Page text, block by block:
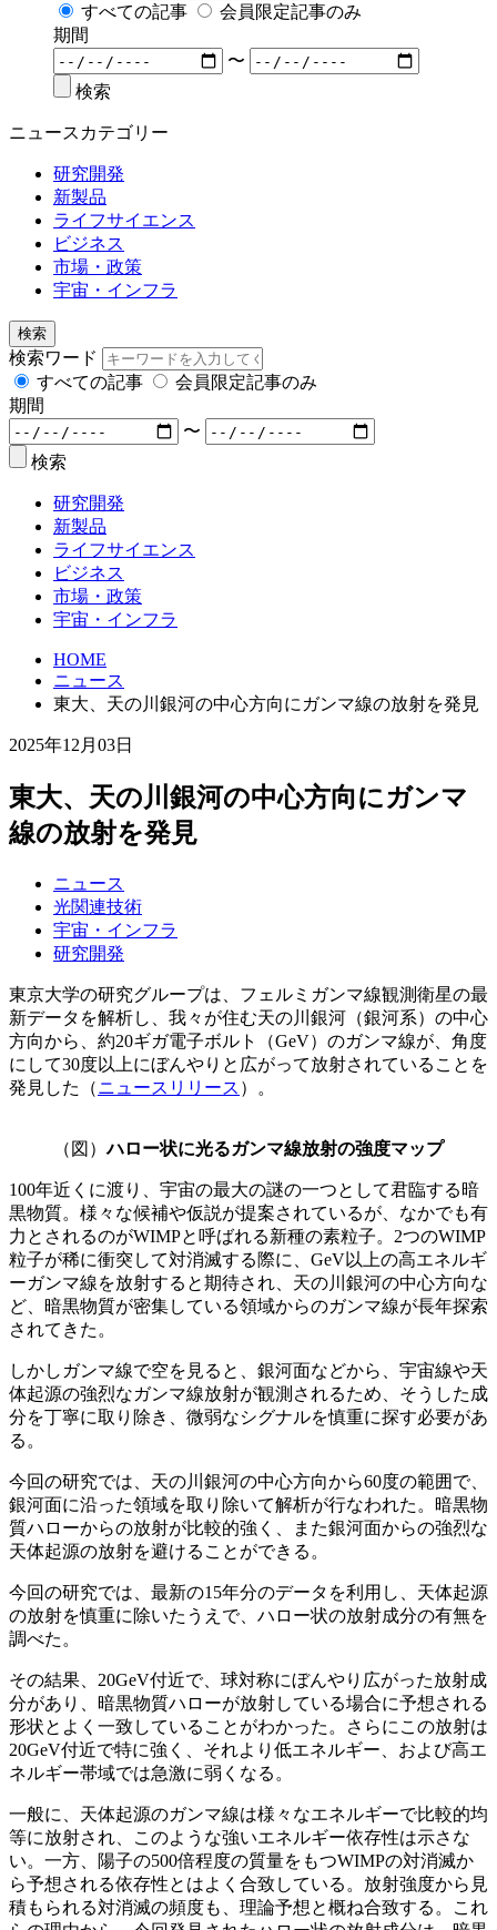
すべての記事
会員限定記事のみ
期間
〜
検索
ニュースカテゴリー
研究開発
新製品
ライフサイエンス
ビジネス
市場・政策
宇宙・インフラ
検索
検索ワード
すべての記事
会員限定記事のみ
期間
〜
検索
研究開発
新製品
ライフサイエンス
ビジネス
市場・政策
宇宙・インフラ
HOME
ニュース
東大、天の川銀河の中心方向にガンマ線の放射を発見
2025年12月03日
東大、天の川銀河の中心方向にガンマ
線の放射を発見
ニュース
光関連技術
宇宙・インフラ
研究開発
東京大学の研究グループは、フェルミガンマ線観測衛星の最
新データを解析し、我々が住む天の川銀河（銀河系）の中心
方向から、約20ギガ電子ボルト（GeV）のガンマ線が、角度
にして30度以上にぼんやりと広がって放射されていることを
発見した（ニュースリリース ）。
（図）ハロー状に光るガンマ線放射の強度マップ
100年近くに渡り、宇宙の最大の謎の一つとして君臨する暗
黒物質。様々な候補や仮説が提案されているが、なかでも有
力とされるのがWIMPと呼ばれる新種の素粒子。2つのWIMP
粒子が稀に衝突して対消滅する際に、GeV以上の高エネルギ
ーガンマ線を放射すると期待され、天の川銀河の中心方向な
ど、暗黒物質が密集している領域からのガンマ線が長年探索
されてきた。
しかしガンマ線で空を見ると、銀河面などから、宇宙線や天
体起源の強烈なガンマ線放射が観測されるため、そうした成
分を丁寧に取り除き、微弱なシグナルを慎重に探す必要があ
る。
今回の研究では、天の川銀河の中心方向から60度の範囲で、
銀河面に沿った領域を取り除いて解析が行なわれた。暗黒物
質ハローからの放射が比較的強く、また銀河面からの強烈な
天体起源の放射を避けることができる。
今回の研究では、最新の15年分のデータを利用し、天体起源
の放射を慎重に除いたうえで、ハロー状の放射成分の有無を
調べた。
その結果、20GeV付近で、球対称にぼんやり広がった放射成
分があり、暗黒物質ハローが放射している場合に予想される
形状とよく一致していることがわかった。さらにこの放射は
20GeV付近で特に強く、それより低エネルギー、および高エ
ネルギー帯域では急激に弱くなる。
一般に、天体起源のガンマ線は様々なエネルギーで比較的均
等に放射され、このような強いエネルギー依存性は示さな
い。一方、陽子の500倍程度の質量をもつWIMPの対消滅か
ら予想される依存性とはよく合致している。放射強度から見
積もられる対消滅の頻度も、理論予想と概ね合致する。これ